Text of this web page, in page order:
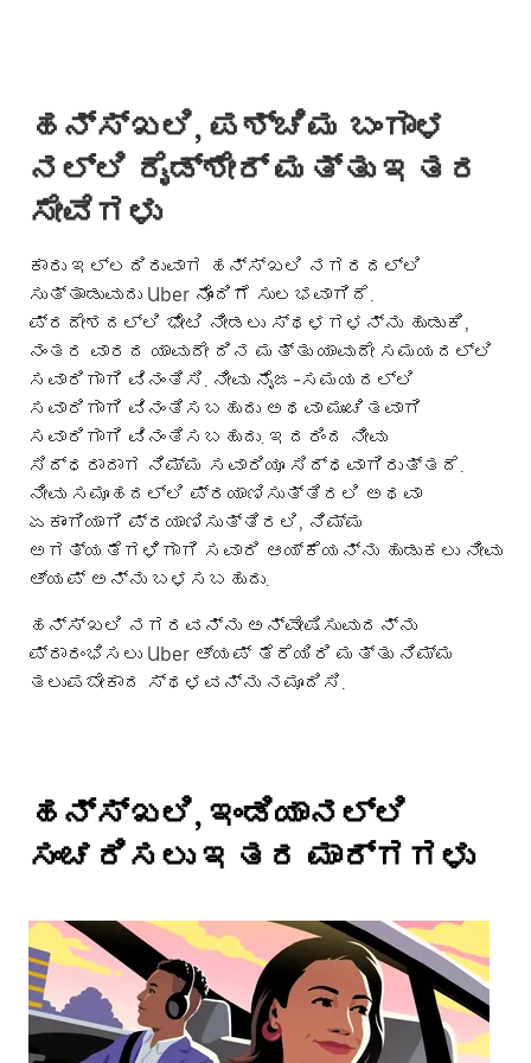
ಹನ್ಸ್‌ಖಲಿ, ಪಶ್ಚಿಮ ಬಂಗಾಳ
ನಲ್ಲಿ ರೈಡ್‌ಶೇರ್ ಮತ್ತು ಇತರ
ಸೇವೆಗಳು
ಕಾರು ಇಲ್ಲದಿರುವಾಗ ಹನ್ಸ್‌ಖಲಿ ನಗರದಲ್ಲಿ
ಸುತ್ತಾಡುವುದು Uber ನೊಂದಿಗೆ ಸುಲಭವಾಗಿದೆ.
ಪ್ರದೇಶದಲ್ಲಿ ಭೇಟಿ ನೀಡಲು ಸ್ಥಳಗಳನ್ನು ಹುಡುಕಿ,
ನಂತರ ವಾರದ ಯಾವುದೇ ದಿನ ಮತ್ತು ಯಾವುದೇ ಸಮಯದಲ್ಲಿ
ಸವಾರಿಗಾಗಿ ವಿನಂತಿಸಿ. ನೀವು ನೈಜ-ಸಮಯದಲ್ಲಿ
ಸವಾರಿಗಾಗಿ ವಿನಂತಿಸಬಹುದು ಅಥವಾ ಮುಂಚಿತವಾಗಿ
ಸವಾರಿಗಾಗಿ ವಿನಂತಿಸಬಹುದು. ಇದರಿಂದ ನೀವು
ಸಿದ್ಧರಾದಾಗ ನಿಮ್ಮ ಸವಾರಿಯೂ ಸಿದ್ಧವಾಗಿರುತ್ತದೆ.
ನೀವು ಸಮೂಹದಲ್ಲಿ ಪ್ರಯಾಣಿಸುತ್ತಿರಲಿ ಅಥವಾ
ಏಕಾಂಗಿಯಾಗಿ ಪ್ರಯಾಣಿಸುತ್ತಿರಲಿ, ನಿಮ್ಮ
ಅಗತ್ಯತೆಗಳಿಗಾಗಿ ಸವಾರಿ ಆಯ್ಕೆಯನ್ನು ಹುಡುಕಲು ನೀವು
ಆ್ಯಪ್ ಅನ್ನು ಬಳಸಬಹುದು.
ಹನ್ಸ್‌ಖಲಿ ನಗರವನ್ನು ಅನ್ವೇಷಿಸುವುದನ್ನು
ಪ್ರಾರಂಭಿಸಲು Uber ಆ್ಯಪ್ ತೆರೆಯಿರಿ ಮತ್ತು ನಿಮ್ಮ
ತಲುಪಬೇಕಾದ ಸ್ಥಳವನ್ನು ನಮೂದಿಸಿ.
ಹನ್ಸ್‌ಖಲಿ, ಇಂಡಿಯಾನಲ್ಲಿ
ಸಂಚರಿಸಲು ಇತರ ಮಾರ್ಗಗಳು